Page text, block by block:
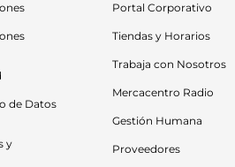
de Datos
y
Portal Corporativo
Tiendas y Horarios
Trabaja con Nosotros
Mercacentro Radio
Gestión Humana
Proveedores